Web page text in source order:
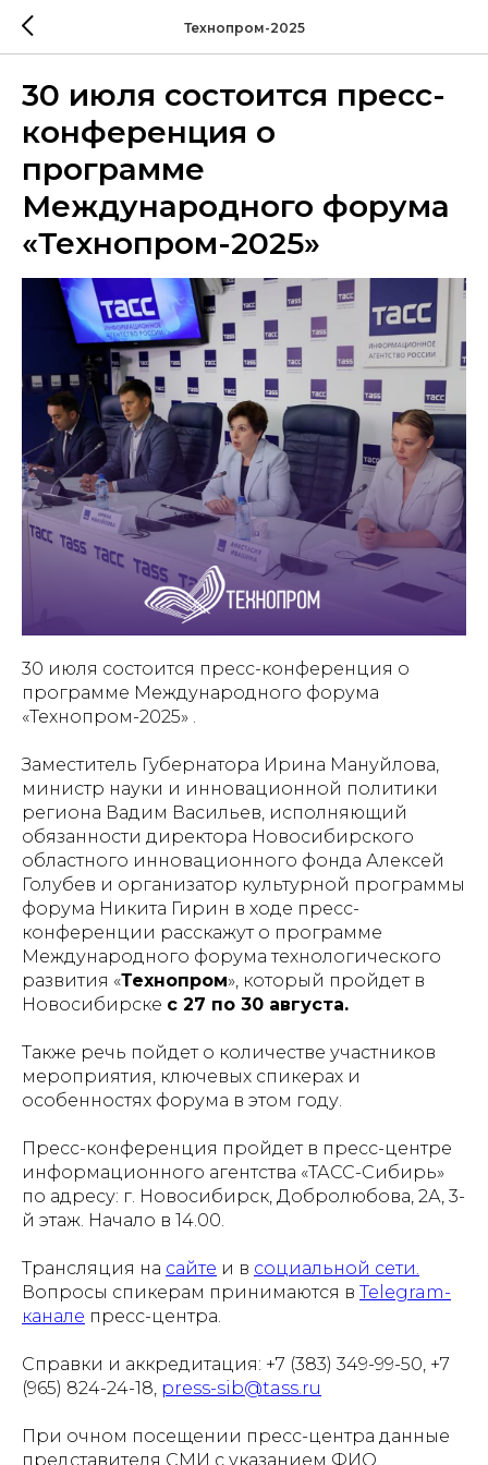
Технопром-2025
30 июля состоится пресс-
конференция о
программе
Международного форума
«Технопром-2025»
30 июля состоится пресс-конференция о
программе Международного форума
«Технопром-2025» .
Заместитель Губернатора Ирина Мануйлова,
министр науки и инновационной политики
региона Вадим Васильев, исполняющий
обязанности директора Новосибирского
областного инновационного фонда Алексей
Голубев и организатор культурной программы
форума Никита Гирин в ходе пресс-
конференции расскажут о программе
Международного форума технологического
развития «Технопром», который пройдет в
Новосибирске с 27 по 30 августа.
Также речь пойдет о количестве участников
мероприятия, ключевых спикерах и
особенностях форума в этом году.
Пресс-конференция пройдет в пресс-центре
информационного агентства «ТАСС-Сибирь»
по адресу: г. Новосибирск, Добролюбова, 2А, 3-
й этаж. Начало в 14.00.
Трансляция на сайте и в социальной сети.
Вопросы спикерам принимаются в Telegram-
канале пресс-центра.
Справки и аккредитация: +7 (383) 349-99-50, +7
(965) 824-24-18, press-sib@tass.ru
При очном посещении пресс-центра данные
представителя СМИ с указанием ФИО,